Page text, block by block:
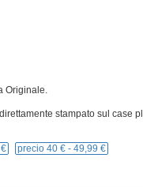
Originale.
stampato sul case
precio 40 € - 49,99 €